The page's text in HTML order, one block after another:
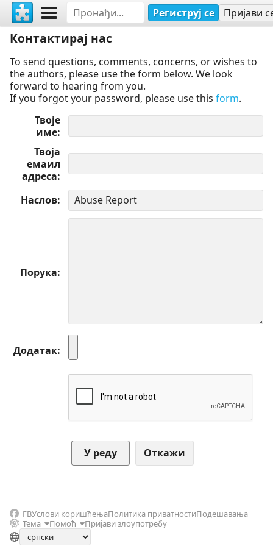
Региструј се Пријави
Контактирај нас
To send questions, comments, concerns, or wishes to
the authors, please use the form below. We look
forward to hearing from you.
If you forgot your password, please use this form.
Твоје
име
Твоја
емаил
адреса
Наслов
Порука
Додатак
Откажи
FBУслови коришћењаПолитика приватностиПодешавања
Тема
Помоћ Пријави злоупотребу